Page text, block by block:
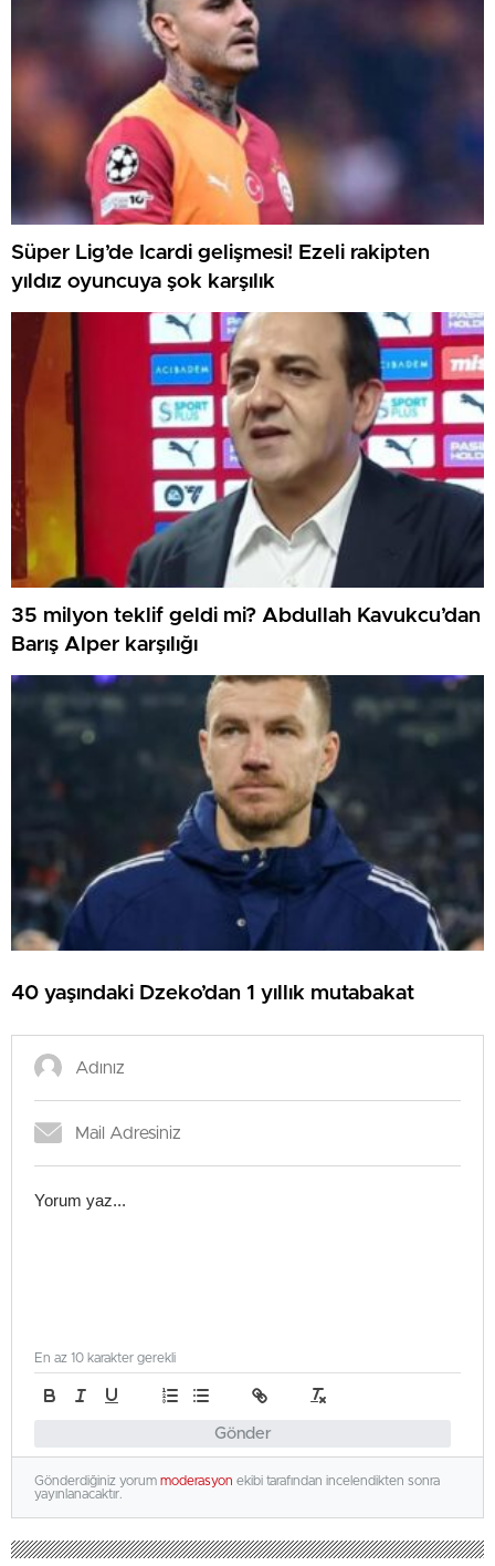
Süper Lig’de Icardi gelişmesi! Ezeli rakipten
yıldız oyuncuya şok karşılık
35 milyon teklif geldi mi? Abdullah Kavukcu’dan
Barış Alper karşılığı
40 yaşındaki Dzeko’dan 1 yıllık mutabakat
Gönder
En az 10 karakter gerekli
Gönderdiğiniz yorum moderasyon ekibi tarafından incelendikten sonra
yayınlanacaktır.